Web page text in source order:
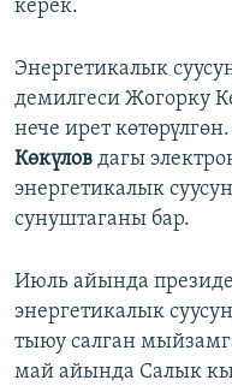
керек.
Энергетикалык
демилгеси Жогорку
нече ирет
Көкүлов дагы
энергетикалык
сунуштаганы бар.
Июль айында
энергетикалык
тыюу салган
май айында Салык